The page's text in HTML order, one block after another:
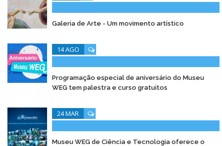
Galeria de Arte - Um movimento artístico
14 AGO
Programação especial de aniversário do Museu
WEG tem palestra e curso gratuitos
24 MAR
Museu WEG de Ciência e Tecnologia oferece o